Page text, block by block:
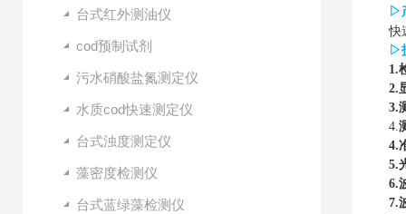
台式红外测油仪
cod预制试剂
污水硝酸盐氮测定仪
水质cod快速测定仪
台式浊度测定仪
藻密度检测仪
台式蓝绿藻检测仪
▷
快
▷
1.
2.
3.
4.
4.
5.
6.
7.